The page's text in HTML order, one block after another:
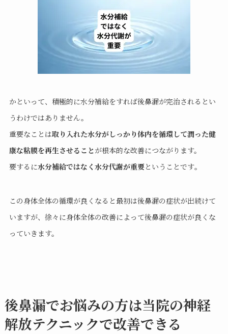
かといって、積極的に水分補給をすれば後鼻漏が完治されるとい
うわけではありません。
重要なことは取り入れた水分がしっかり体内を循環して潤った健
康な粘膜を再生させること が根本的な改善につながります。
要するに水分補給ではなく水分代謝が重要ということです。
この身体全体の循環が良くなると最初は後鼻漏の症状が出続けて
いますが、徐々に身体全体の改善によって後鼻漏の症状が良くな
っていきます。
後鼻漏でお悩みの方は当院の神経
解放テクニックで改善できる